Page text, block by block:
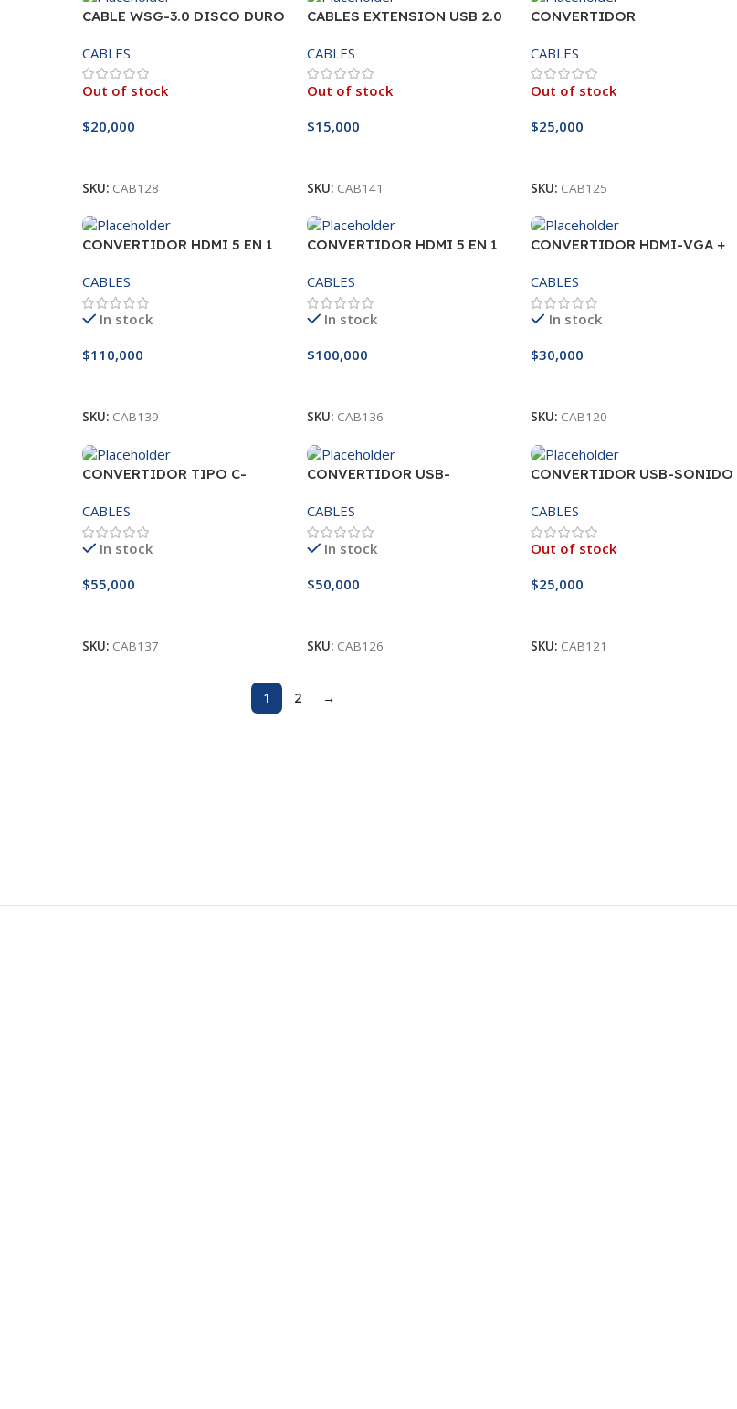
CABLE WSG-3.0 DISCO DURO
CABLES
Out of stock
$20,000
SKU: CAB128
CABLES EXTENSION USB 2.0
CABLES
Out of stock
$15,000
SKU: CAB141
CONVERTIDOR
CABLES
Out of stock
$25,000
SKU: CAB125
CONVERTIDOR HDMI 5 EN 1
(1000M)
CABLES
In stock
$110,000
SKU: CAB139
CONVERTIDOR HDMI 5 EN 1
(100M)
CABLES
In stock
$100,000
SKU: CAB136
CONVERTIDOR HDMI-VGA +
CABLES
In stock
$30,000
SKU: CAB120
CONVERTIDOR TIPO C-
CABLES
In stock
$55,000
SKU: CAB137
CONVERTIDOR USB-
1000MBPS-10881
CABLES
In stock
$50,000
SKU: CAB126
CONVERTIDOR USB-SONIDO
CABLES
Out of stock
$25,000
SKU: CAB121
1 2 →